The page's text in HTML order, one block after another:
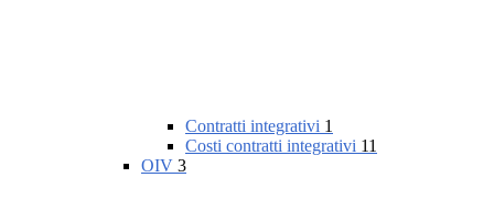
Contratti integrativi 1
Costi contratti integrativi 11
OIV 3